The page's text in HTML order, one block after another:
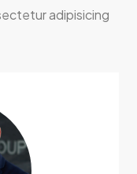
adipisicing